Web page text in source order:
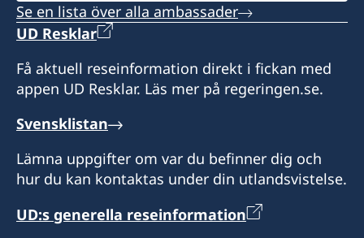
Honorärkonsul
Se en lista över alla ambassader
UD Resklar
Få aktuell reseinformation direkt i fickan med
appen UD Resklar. Läs mer på regeringen.se.
Svensklistan
Lämna uppgifter om var du befinner dig och
hur du kan kontaktas under din utlandsvistelse.
UD:s generella reseinformation